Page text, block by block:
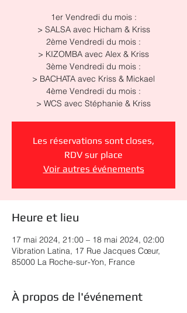
1er Vendredi du mois :
> SALSA avec Hicham & Kriss
2ème Vendredi du mois :
> KIZOMBA avec Alex & Kriss
3ème Vendredi du mois :
> BACHATA avec Kriss & Mickael
4ème Vendredi du mois :
> WCS avec Stéphanie & Kriss
Les réservations sont closes,
RDV sur place
Voir autres événements
Heure et lieu
17 mai 2024, 21:00 – 18 mai 2024, 02:00
Vibration Latina, 17 Rue Jacques Cœur,
85000 La Roche-sur-Yon, France
À propos de l'événement